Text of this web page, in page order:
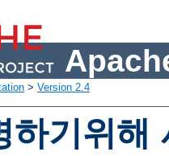
> Version 2.4
하기위해